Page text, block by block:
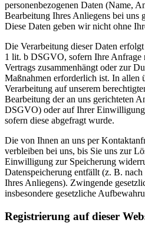
personenbezogenen Daten (Name,
Bearbeitung Ihres Anliegens bei uns
Diese Daten geben wir nicht ohne
Die Verarbeitung dieser Daten
1 lit. b DSGVO, sofern Ihre Anfrage
Vertrags zusammenhängt oder zur
Maßnahmen erforderlich ist. In allen
Verarbeitung auf unserem
Bearbeitung der an uns gerichteten
DSGVO) oder auf Ihrer
sofern diese abgefragt wurde.
Die von Ihnen an uns per
verbleiben bei uns, bis Sie uns zur
Einwilligung zur Speicherung
Datenspeicherung entfällt (z. B. nach
Ihres Anliegens). Zwingende
insbesondere gesetzliche
Registrierung auf dieser